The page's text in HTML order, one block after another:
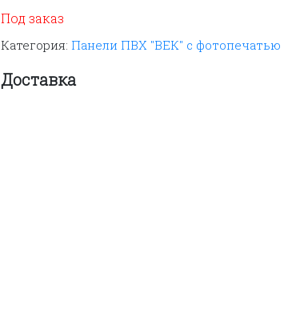
Под заказ
Категория: Панели ПВХ "ВЕК" с фотопечатью
Доставка